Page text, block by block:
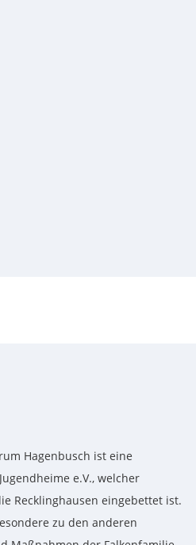
Hagenbusch ist eine
e.V., welcher
Recklinghausen eingebettet ist.
zu den anderen